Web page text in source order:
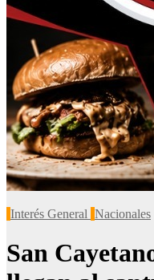
Interés General Nacionales
San